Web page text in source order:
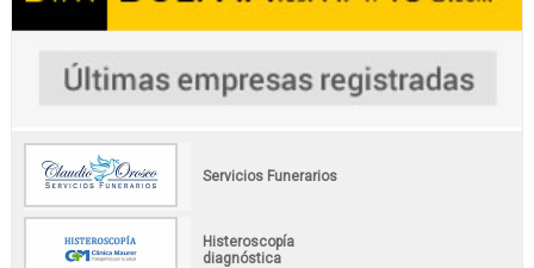
Servicios Funerarios
Histeroscopía
diagnóstica